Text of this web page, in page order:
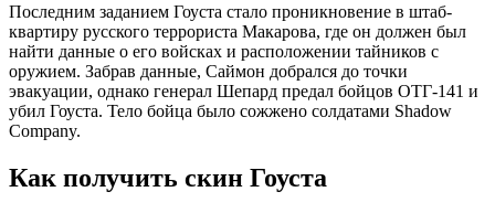
Последним заданием Гоуста стало проникновение в штаб-
квартиру русского террориста Макарова, где он должен был
найти данные о его войсках и расположении тайников с
оружием. Забрав данные, Саймон добрался до точки
эвакуации, однако генерал Шепард предал бойцов ОТГ-141 и
убил Гоуста. Тело бойца было сожжено солдатами Shadow
Company.
Как получить скин Гоуста